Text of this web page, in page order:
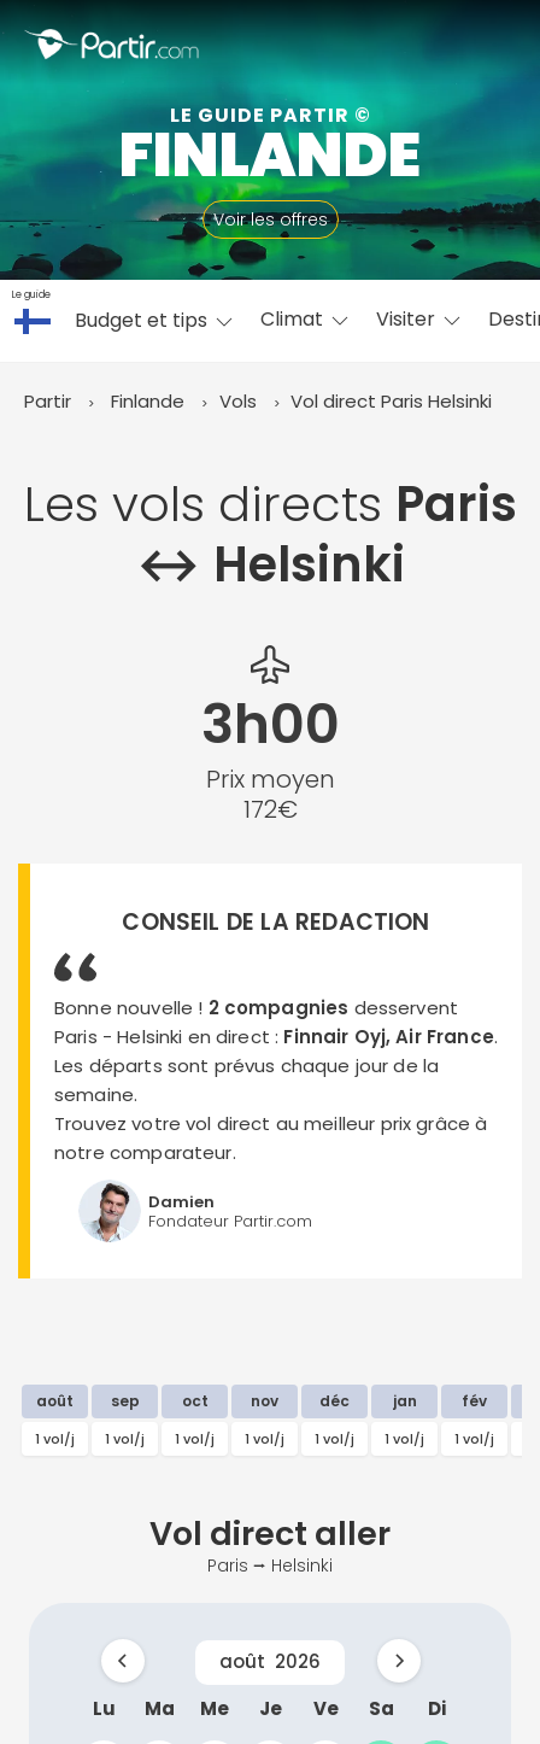
LE GUIDE PARTIR ©
FINLANDE
Voir les offres
Le guide
Budget et tips Climat Visiter
Partir Finlande Vols Vol direct Paris Helsinki
Les vols directs Paris
↔︎ Helsinki
3h00
Prix moyen
172€
CONSEIL DE LA REDACTION
Bonne nouvelle ! 2 compagnies desservent
Paris - Helsinki en direct : Finnair Oyj, Air France.
Les départs sont prévus chaque jour de la
semaine.
Trouvez votre vol direct au meilleur prix grâce à
notre comparateur.
Damien
Fondateur Partir.com
août sep oct nov déc jan fév
1 vol/j 1 vol/j 1 vol/j 1 vol/j 1 vol/j 1 vol/j 1 vol/j
Vol direct aller
Paris ⭢ Helsinki
août 2026
Lu
Ma Me Je Ve Sa Di
📍 Destinations populaires
☀️ Où partir par mois
Juillet
Août Septembre
Octobre